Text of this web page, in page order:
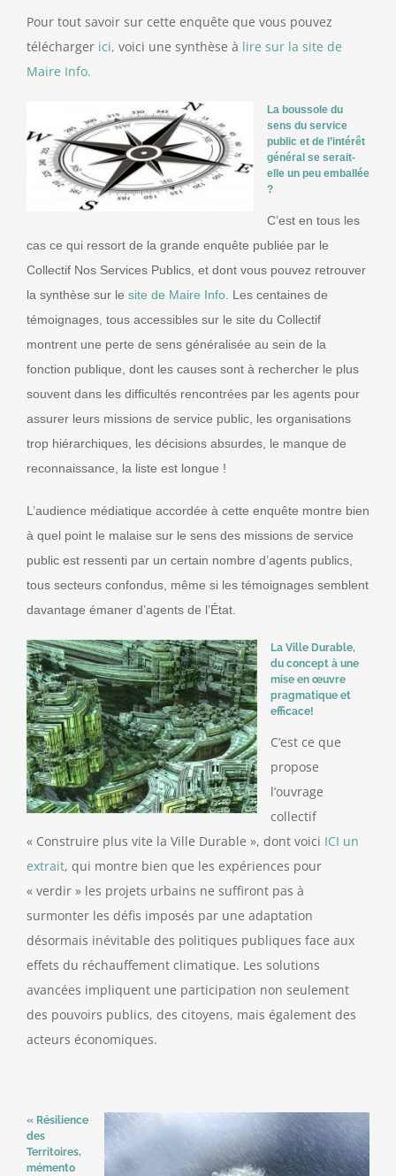
Pour tout savoir sur cette enquête que vous pouvez
télécharger ici, voici une synthèse à lire sur la site de
Maire Info.
La boussole du
sens du service
public et de l’intérêt
général se serait-
elle un peu emballée
?
C’est en tous les
cas ce qui ressort de la grande enquête publiée par le
Collectif Nos Services Publics, et dont vous pouvez retrouver
la synthèse sur le site de Maire Info . Les centaines de
témoignages, tous accessibles sur le site du Collectif
montrent une perte de sens généralisée au sein de la
fonction publique, dont les causes sont à rechercher le plus
souvent dans les difficultés rencontrées par les agents pour
assurer leurs missions de service public, les organisations
trop hiérarchiques, les décisions absurdes, le manque de
reconnaissance, la liste est longue !
L’audience médiatique accordée à cette enquête montre bien
à quel point le malaise sur le sens des missions de service
public est ressenti par un certain nombre d’agents publics,
tous secteurs confondus, même si les témoignages semblent
davantage émaner d’agents de l’État.
La Ville Durable,
du concept à une
mise en œuvre
pragmatique et
efficace!
C’est ce que
propose
l’ouvrage
collectif
« Construire plus vite la Ville Durable », dont voici ICI un
extrait, qui montre bien que les expériences pour
« verdir » les projets urbains ne suffiront pas à
surmonter les défis imposés par une adaptation
désormais inévitable des politiques publiques face aux
effets du réchauffement climatique. Les solutions
avancées impliquent une participation non seulement
des pouvoirs publics, des citoyens, mais également des
acteurs économiques.
« Résilience
des
Territoires,
mémento